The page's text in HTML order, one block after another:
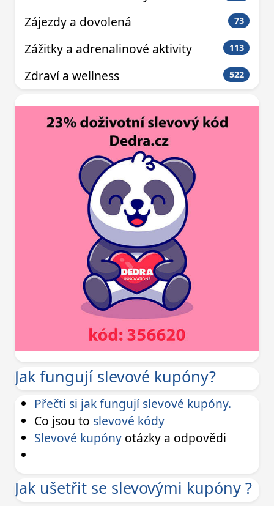
Zájezdy a dovolená
73
Zážitky a adrenalinové aktivity 113
Zdraví a wellness 522
Jak fungují slevové kupóny?
Přečti si jak fungují slevové kupóny.
Co jsou to slevové kódy
Slevové kupóny otázky a odpovědi
Jak ušetřit se slevovými kupóny ?